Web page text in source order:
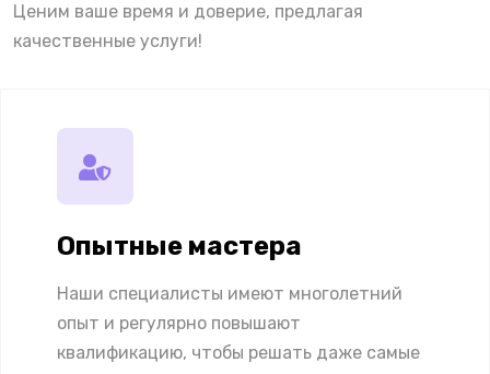
Ценим ваше время и доверие, предлагая
качественные услуги!
Опытные мастера
Наши специалисты имеют многолетний
опыт и регулярно повышают
квалификацию, чтобы решать даже самые